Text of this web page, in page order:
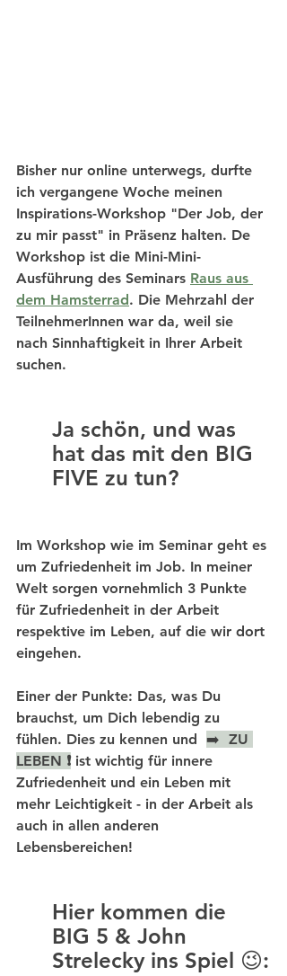
Bisher nur online unterwegs, durfte
ich vergangene Woche meinen
Inspirations-Workshop "Der Job, der
zu mir passt" in Präsenz halten. De
Workshop ist die Mini-Mini-
Ausführung des Seminars Raus aus
dem Hamsterrad. Die Mehrzahl der
TeilnehmerInnen war da, weil sie
nach Sinnhaftigkeit in Ihrer Arbeit
suchen.
Ja schön, und was
hat das mit den BIG
FIVE zu tun?
Im Workshop wie im Seminar geht es
um Zufriedenheit im Job. In meiner
Welt sorgen vornehmlich 3 Punkte
für Zufriedenheit in der Arbeit
respektive im Leben, auf die wir dort
eingehen.
Einer der Punkte: Das, was Du
brauchst, um Dich lebendig zu
fühlen. Dies zu kennen und ➡️ ZU
LEBEN ❗️ ist wichtig für innere
Zufriedenheit und ein Leben mit
mehr Leichtigkeit - in der Arbeit als
auch in allen anderen
Lebensbereichen!
Hier kommen die
BIG 5 & John
Strelecky ins Spiel 😉: